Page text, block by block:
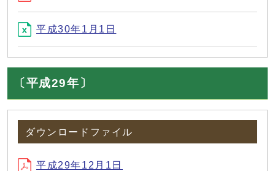
平成30年1月1日
〔平成29年〕
ダウンロードファイル
平成29年12月1日